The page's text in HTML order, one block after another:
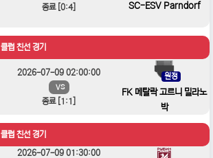
종료 [0:4] SC-ESV Parndorf
클럽 친선 경기
2026-07-09 02:00:00
VS
종료 [1:1]
원정
FK 메탈락 고르니 밀라노
박
클럽 친선 경기
2026-07-09 01:30:00